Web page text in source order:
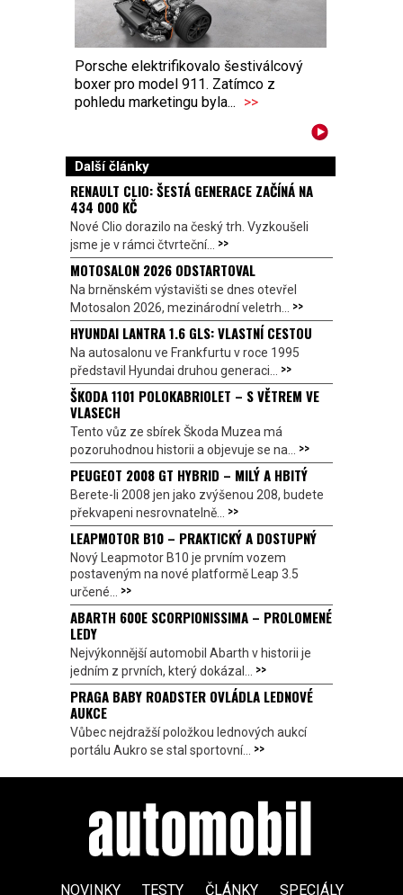
Porsche elektrifikovalo šestiválcový
boxer pro model 911. Zatímco z
pohledu marketingu byla... >>
Další články
RENAULT CLIO: ŠESTÁ GENERACE ZAČÍNÁ NA
434 000 KČ
Nové Clio dorazilo na český trh. Vyzkoušeli
jsme je v rámci čtvrteční... >>
MOTOSALON 2026 ODSTARTOVAL
Na brněnském výstavišti se dnes otevřel
Motosalon 2026, mezinárodní veletrh... >>
HYUNDAI LANTRA 1.6 GLS: VLASTNÍ CESTOU
Na autosalonu ve Frankfurtu v roce 1995
představil Hyundai druhou generaci... >>
ŠKODA 1101 POLOKABRIOLET – S VĚTREM VE
VLASECH
Tento vůz ze sbírek Škoda Muzea má
pozoruhodnou historii a objevuje se na... >>
PEUGEOT 2008 GT HYBRID – MILÝ A HBITÝ
Berete-li 2008 jen jako zvýšenou 208, budete
překvapeni nesrovnatelně... >>
LEAPMOTOR B10 – PRAKTICKÝ A DOSTUPNÝ
Nový Leapmotor B10 je prvním vozem
postaveným na nové platformě Leap 3.5
určené... >>
ABARTH 600E SCORPIONISSIMA – PROLOMENÉ
LEDY
Nejvýkonnější automobil Abarth v historii je
jedním z prvních, který dokázal... >>
PRAGA BABY ROADSTER OVLÁDLA LEDNOVÉ
AUKCE
Vůbec nejdražší položkou lednových aukcí
portálu Aukro se stal sportovní... >>
NOVINKY TESTY ČLÁNKY SPECIÁLY